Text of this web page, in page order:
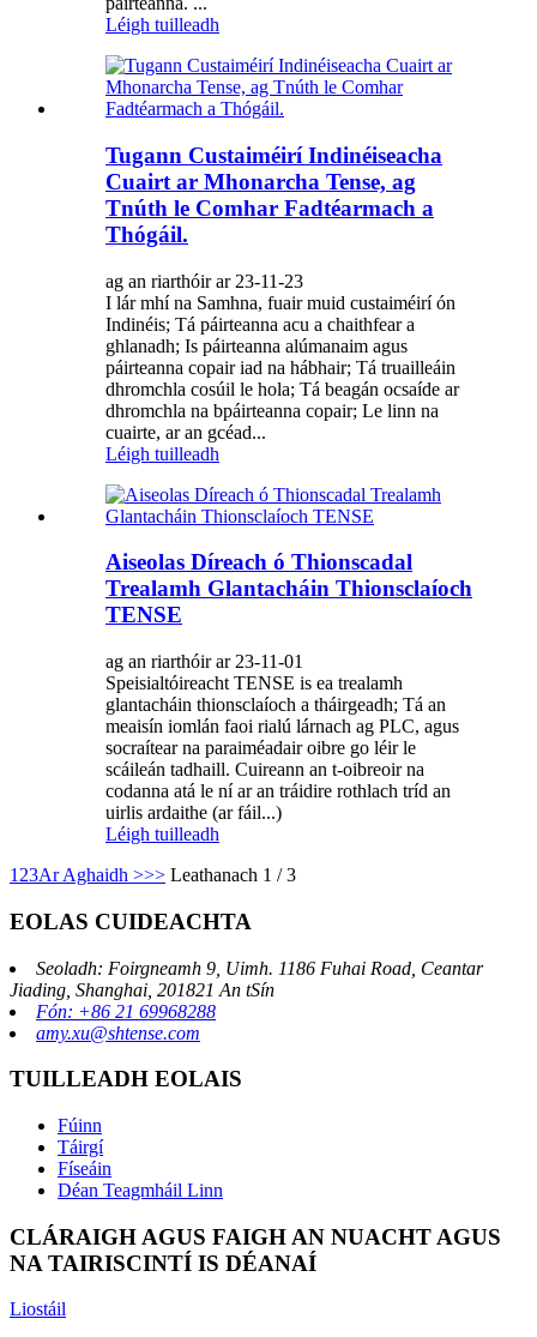
Léigh tuilleadh
Tugann Custaiméirí Indinéiseacha
Cuairt ar Mhonarcha Tense, ag
Tnúth le Comhar Fadtéarmach a
Thógáil.
ag an riarthóir ar 23-11-23
I lár mhí na Samhna, fuair muid custaiméirí ón
Indinéis; Tá páirteanna acu a chaithfear a
ghlanadh; Is páirteanna alúmanaim agus
páirteanna copair iad na hábhair; Tá truailleáin
dhromchla cosúil le hola; Tá beagán ocsaíde ar
dhromchla na bpáirteanna copair; Le linn na
cuairte, ar an gcéad...
Léigh tuilleadh
Aiseolas Díreach ó Thionscadal
Trealamh Glantacháin Thionsclaíoch
TENSE
ag an riarthóir ar 23-11-01
Speisialtóireacht TENSE is ea trealamh
glantacháin thionsclaíoch a tháirgeadh; Tá an
meaisín iomlán faoi rialú lárnach ag PLC, agus
socraítear na paraiméadair oibre go léir le
scáileán tadhaill. Cuireann an t-oibreoir na
codanna atá le ní ar an tráidire rothlach tríd an
uirlis ardaithe (ar fáil...)
Léigh tuilleadh
1 23Ar Aghaidh >>> Leathanach 1 / 3
EOLAS CUIDEACHTA
Seoladh: Foirgneamh 9, Uimh. 1186 Fuhai Road, Ceantar
Jiading, Shanghai, 201821 An tSín
Fón: +86 21 69968288
amy.xu@shtense.com
TUILLEADH EOLAIS
Fúinn
Táirgí
Físeáin
Déan Teagmháil Linn
CLÁRAIGH AGUS FAIGH AN NUACHT AGUS
NA TAIRISCINTÍ IS DÉANAÍ
Liostáil